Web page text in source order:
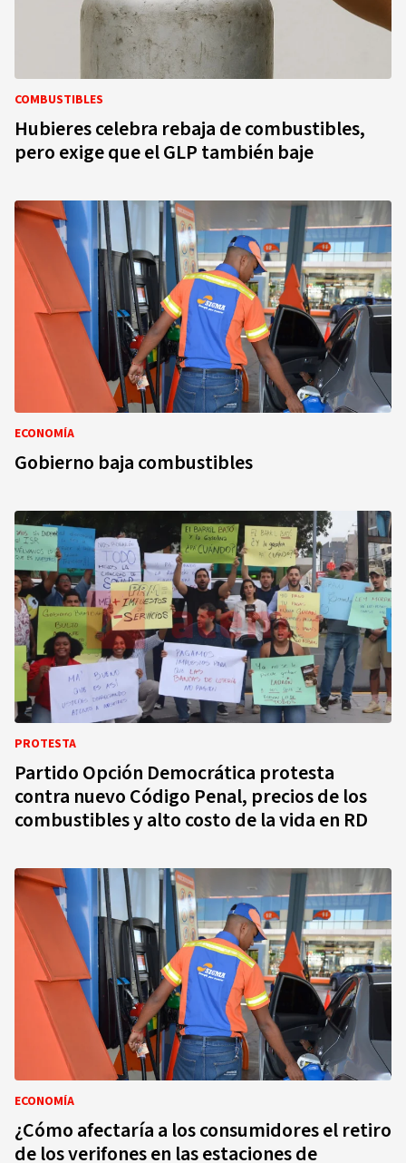
COMBUSTIBLES
Hubieres celebra rebaja de combustibles,
pero exige que el GLP también baje
ECONOMÍA
Gobierno baja combustibles
PROTESTA
Partido Opción Democrática protesta
contra nuevo Código Penal, precios de los
combustibles y alto costo de la vida en RD
ECONOMÍA
¿Cómo afectaría a los consumidores el retiro
de los verifones en las estaciones de